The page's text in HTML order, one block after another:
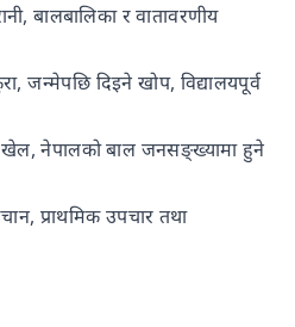
बालबालिका र वातावरणीय
जन्मेपछि दिइने खोप, विद्यालयपूर्व
खेल, नेपालको बाल जनसङ्ख्यामा हुने
प्राथमिक उपचार तथा